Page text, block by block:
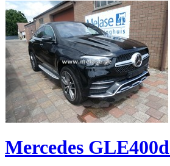
Mercedes